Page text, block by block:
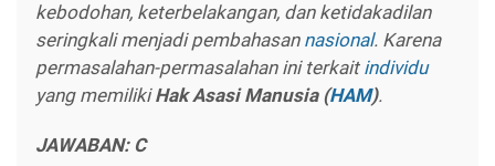
kebodohan, keterbelakangan, dan ketidakadilan
seringkali menjadi pembahasan nasional. Karena
permasalahan-permasalahan ini terkait individu
yang memilikiHak Asasi Manusia (HAM).
JAWABAN: C